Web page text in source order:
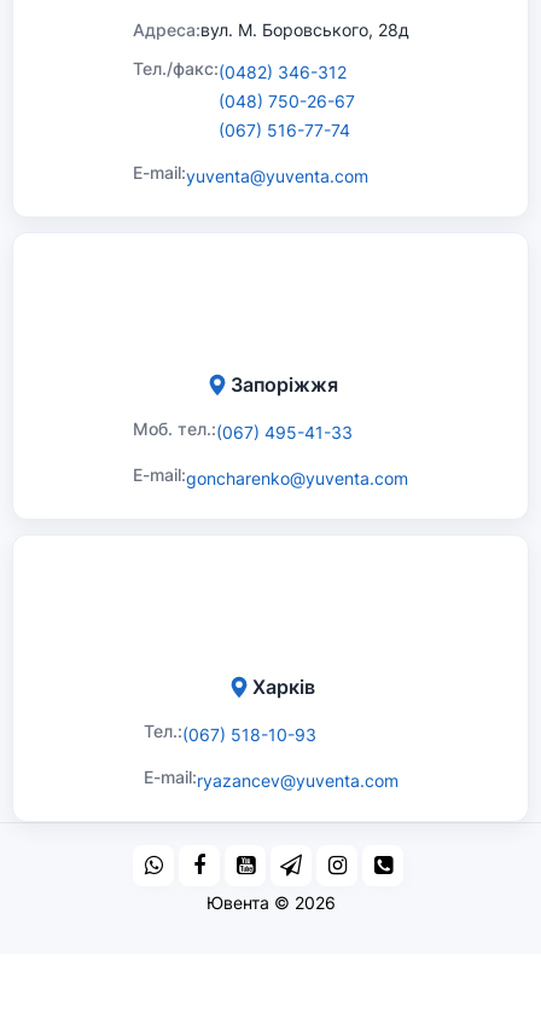
Адреса:вул. М. Боровського, 28д
Тел./факс:(0482) 346-312
(048) 750-26-67
(067) 516-77-74
E-mail:yuventa@yuventa.com
Запоріжжя
Моб. тел.:(067) 495-41-33
E-mail:goncharenko@yuventa.com
Харків
Тел.:(067) 518-10-93
E-mail:ryazancev@yuventa.com
Ювента © 2026